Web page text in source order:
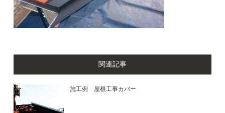
関連記事
施工例 屋根工事カバー